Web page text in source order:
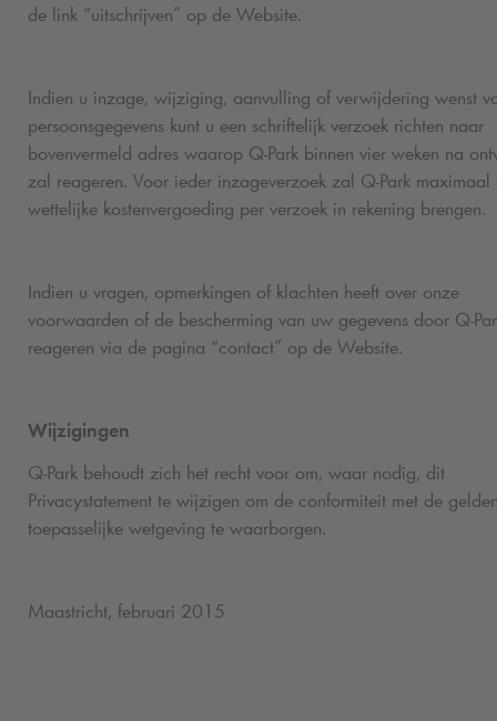
de link “uitschrijven” op de Website.
Indien u inzage, wijziging, aanvulling of verwijdering wenst
persoonsgegevens kunt u een schriftelijk verzoek richten naar
bovenvermeld adres waarop Q-Park binnen vier weken na
zal reageren. Voor ieder inzageverzoek zal Q-Park maximaal
wettelijke kostenvergoeding per verzoek in rekening brengen.
Indien u vragen, opmerkingen of klachten heeft over onze
voorwaarden of de bescherming van uw gegevens door Q-
reageren via de pagina “contact” op de Website.
Wijzigingen
Q-Park behoudt zich het recht voor om, waar nodig, dit
Privacystatement te wijzigen om de conformiteit met de
toepasselijke wetgeving te waarborgen.
Maastricht, februari 2015